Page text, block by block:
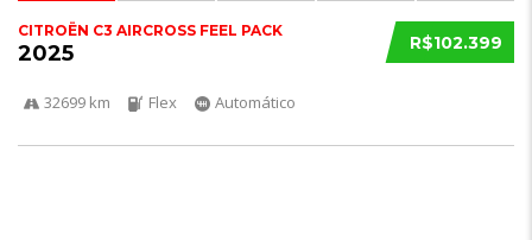
R$102.399
CITROËN C3 AIRCROSS FEEL PACK
2025
32699 km Flex Automático